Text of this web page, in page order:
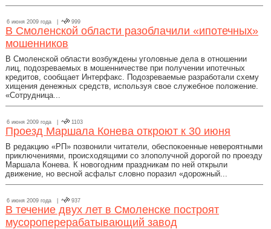
6 июня 2009 года | 999
В Смоленской области разоблачили «ипотечных»
мошенников
В Смоленской области возбуждены уголовные дела в отношении
лиц, подозреваемых в мошенничестве при получении ипотечных
кредитов, сообщает Интерфакс. Подозреваемые разработали схему
хищения денежных средств, используя свое служебное положение.
«Сотрудница...
6 июня 2009 года | 1103
Проезд Маршала Конева откроют к 30 июня
В редакцию «РП» позвонили читатели, обеспокоенные невероятными
приключениями, происходящими со злополучной дорогой по проезду
Маршала Конева. К новогодним праздникам по ней открыли
движение, но весной асфальт словно поразил «дорожный...
6 июня 2009 года | 937
В течение двух лет в Смоленске построят
мусороперерабатывающий завод